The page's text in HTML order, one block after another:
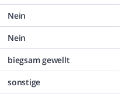
Nein
Nein
biegsam gewellt
sonstige